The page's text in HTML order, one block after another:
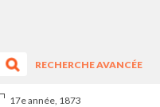
RECHERCHE AVANCÉE
17e année, 1873